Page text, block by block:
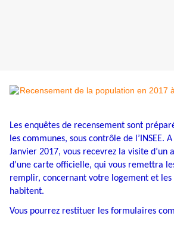
Les enquêtes de recensement sont
les communes, sous contrôle de l’INSEE.
Janvier 2017, vous recevrez la visite d’un
d’une carte officielle, qui vous remettra
remplir, concernant votre logement et les
habitent.
Vous pourrez restituer les formulaires